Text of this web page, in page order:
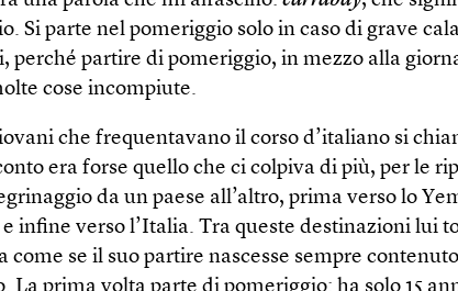
Si parte nel pomeriggio solo in caso di grave
perché partire di pomeriggio, in mezzo alla
cose in­compiute.
che frequentavano il corso d’italiano si
era forse quello che ci colpiva di più, per le
da un paese all’altro, prima verso lo
infine verso l’Italia. Tra queste destinazioni lui
come se il suo partire nascesse sempre